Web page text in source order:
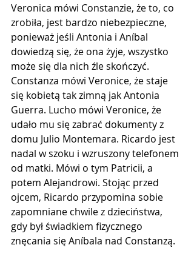
Veronica mówi Constanzie, że to, co
zrobiła, jest bardzo niebezpieczne,
ponieważ jeśli Antonia i Aníbal
dowiedzą się, że ona żyje, wszystko
może się dla nich źle skończyć.
Constanza mówi Veronice, że staje
się kobietą tak zimną jak Antonia
Guerra. Lucho mówi Veronice, że
udało mu się zabrać dokumenty z
domu Julio Montemara. Ricardo jest
nadal w szoku i wzruszony telefonem
od matki. Mówi o tym Patricii, a
potem Alejandrowi. Stojąc przed
ojcem, Ricardo przypomina sobie
zapomniane chwile z dzieciństwa,
gdy był świadkiem fizycznego
znęcania się Aníbala nad Constanzą.